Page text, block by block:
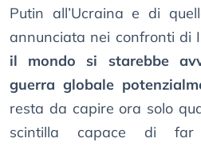
Putin all’Ucraina e di
annunciata nei confronti di
il mondo si starebbe
guerra globale
resta da capire ora solo
scintilla capace di far